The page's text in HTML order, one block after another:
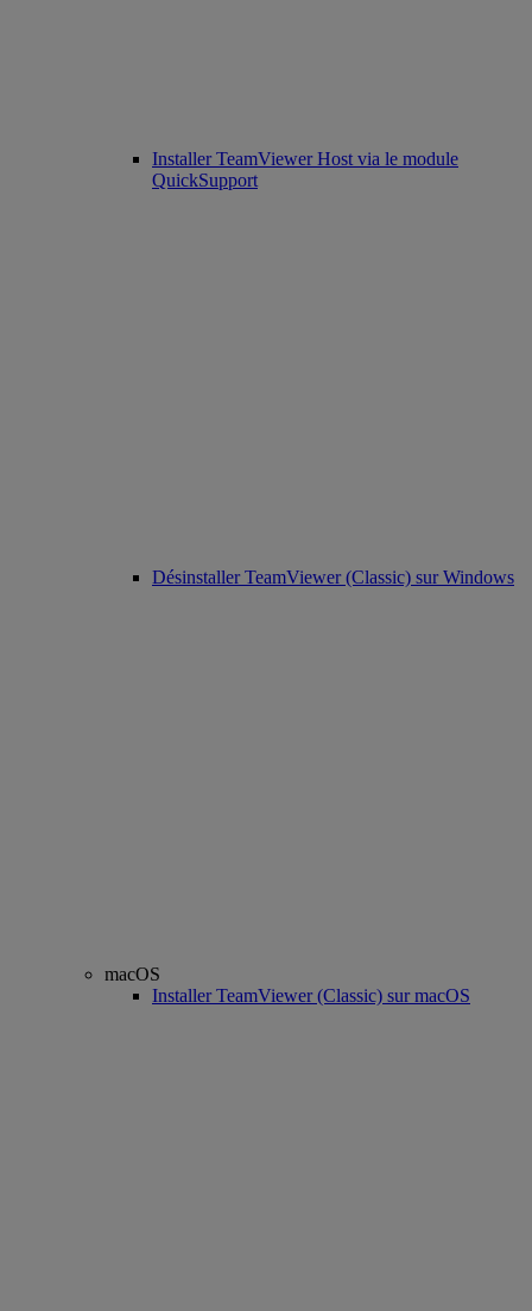
Installer TeamViewer Host via le module
QuickSupport
Désinstaller TeamViewer (Classic) sur Windows
macOS
Installer TeamViewer (Classic) sur macOS